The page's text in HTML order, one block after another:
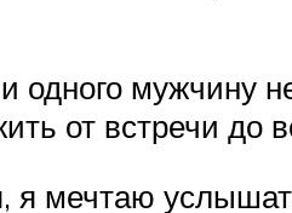
одного мужчину
от встречи до
я мечтаю